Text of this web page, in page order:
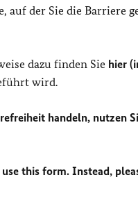
auf der Sie die Barriere
dazu finden Sie hier
wird.
handeln, nutzen
this form. Instead,